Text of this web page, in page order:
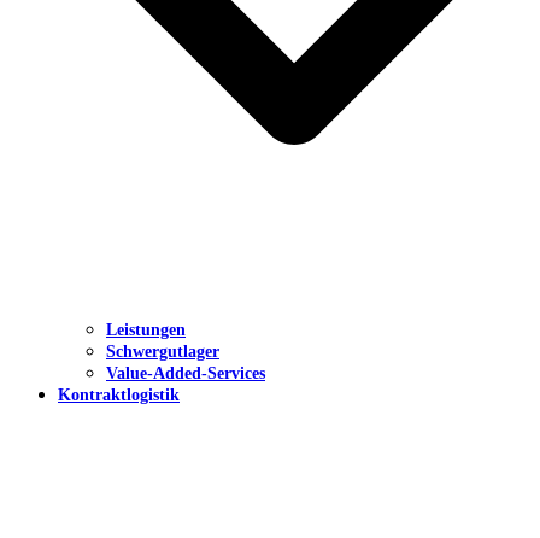
Leistungen
Schwergutlager
Value-Added-Services
Kontraktlogistik